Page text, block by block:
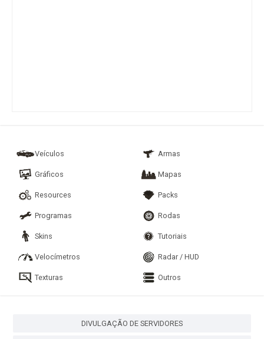
Veículos Armas
Gráficos Mapas
Resources Packs
Programas Rodas
Skins Tutoriais
Velocímetros Radar / HUD
Texturas Outros
DIVULGAÇÃO DE SERVIDORES